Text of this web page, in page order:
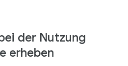
der Nutzung
erheben